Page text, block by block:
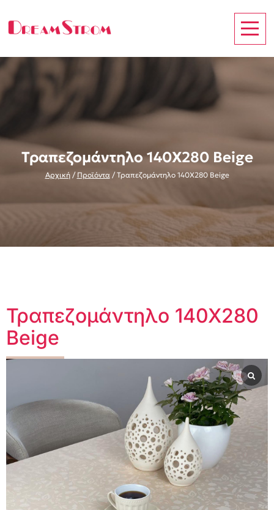
Τραπεζομάντηλο 140Χ280 Beige
Αρχική/ Προϊόντα/ Τραπεζομάντηλο 140Χ280 Beige
Τραπεζομάντηλο 140Χ280
Beige